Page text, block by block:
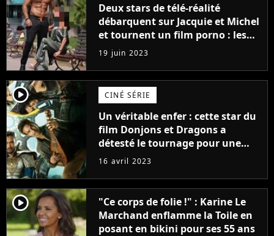
Deux stars de télé-réalité
débarquent sur Jacquie et Michel
et tournent un film porno : les
premières images du tournage
(exclu)
19 juin 2023
player2 CINÉ SÉRIE
Un véritable enfer : cette star du
film Donjons et Dragons a
détesté le tournage pour une
raison très spéciale
16 avril 2023
player2
"Ce corps de folie !" : Karine Le
Marchand enflamme la Toile en
posant en bikini pour ses 55 ans